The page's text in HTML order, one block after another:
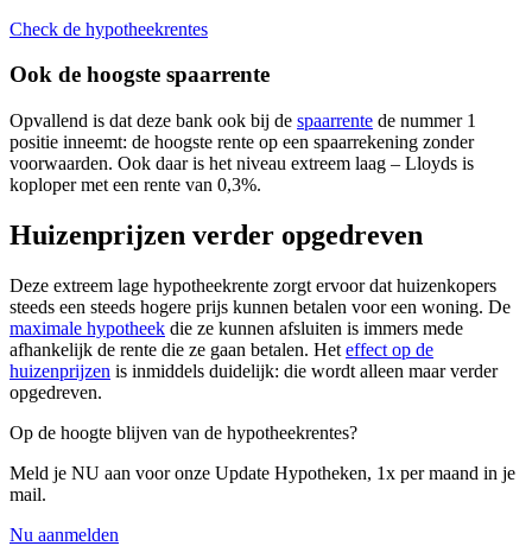
Check de hypotheekrentes
Ook de hoogste spaarrente
Opvallend is dat deze bank ook bij de spaarrente de nummer 1
positie inneemt: de hoogste rente op een spaarrekening zonder
voorwaarden. Ook daar is het niveau extreem laag – Lloyds is
koploper met een rente van 0,3%.
Huizenprijzen verder opgedreven
Deze extreem lage hypotheekrente zorgt ervoor dat huizenkopers
steeds een steeds hogere prijs kunnen betalen voor een woning. De
maximale hypotheek die ze kunnen afsluiten is immers mede
afhankelijk de rente die ze gaan betalen. Het effect op de
huizenprijzen is inmiddels duidelijk: die wordt alleen maar verder
opgedreven.
Op de hoogte blijven van de hypotheekrentes?
Meld je NU aan voor onze Update Hypotheken, 1x per maand in je
mail.
Nu aanmelden